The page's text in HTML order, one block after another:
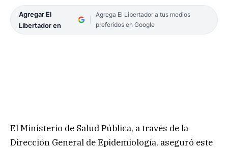
Agregar El
Libertador en
Agrega El Libertador a tus medios
preferidos en Google
El Ministerio de Salud Pública, a través de la
Dirección General de Epidemiología, aseguró este